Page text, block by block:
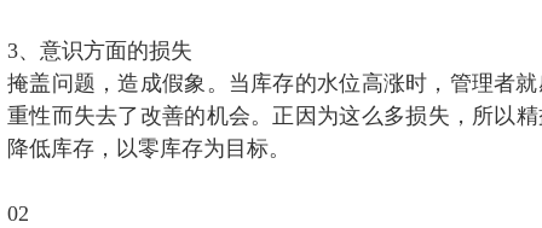
3、意识方面的损失
掩盖问题，造成假象。当库存的水位高涨时，管理者
重性而失去了改善的机会。正因为这么多损失，所以
降低库存，以零库存为目标。
02